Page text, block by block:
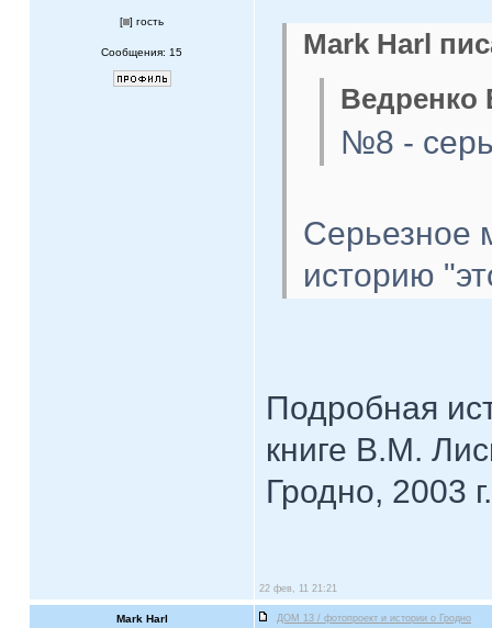
[ ] гость
Сообщения: 15
Mark Harl
Ведренко
№8 -
Серьезное
историю
Подробная
книге В.М.
Гродно, 2003 г.
22 фев, 11 21:21
Mark Harl ДОМ 13 / фотопроект и истории о Гродно